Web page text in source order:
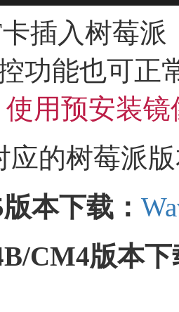
插入树莓
功能也可正
用预安装镜
应的树莓派
本下载：
CM4版本下